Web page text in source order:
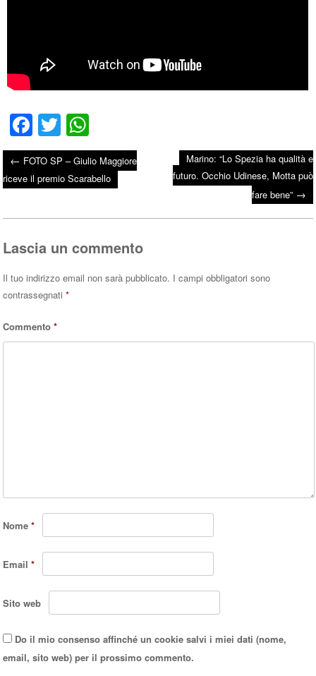
Fa
ce
bo
ok
T
wi
tte
r
ha
ts
A
pp
Post navigation
← FOTO SP – Giulio Maggiore
riceve il premio Scarabello
Marino: “Lo Spezia ha qualità e
futuro. Occhio Udinese, Motta può
fare bene” →
Lascia un commento
Il tuo indirizzo email non sarà pubblicato. I campi obbligatori sono
contrassegnati*
Commento*
Nome*
Email*
Sito web
Do il mio consenso affinché un cookie salvi i miei dati (nome,
email, sito web) per il prossimo commento.